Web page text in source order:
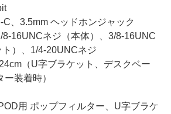
、3.5mm ヘッドホンジャック
8-16UNCネジ（本体）、3/8-16UNC
）、1/4-20UNCネジ
（U字ブラケット、デスクベー
装着時）
用 ポップフィルター、U字ブラケ